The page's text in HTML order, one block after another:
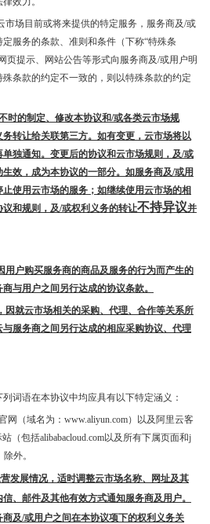
市场目前或将来提供的特定服务，服务商及/或
服务的条款、准则和条件（下称“特殊条
页提示、网站公告等形式向服务商及/或用户明
条款的约定不一致的，则以特殊条款的约定
时的制定、修改本协议和/或各类云市场规
转让给关联第三方。如有变更，云市场将以
独通知。变更后的协议和云市场规则，及/或
效，成为本协议的一部分。如服务商及/或用
使用云市场的服务；如继续使用云市场的相
和规则，及/或权利义务的转让不持异议并
用户购买服务商的商品及服务的行为而产生的
与用户之间另行达成的协议条款。
因就云市场相关的采购、代理、合作等关系所
服务商之间另行达成的相应采购协议、代理
词语在本协议中均应具有以下特定涵义：
网（域名为：www.aliyun.com）以及阿里云客
（包括alibabacloud.com以及所有下属页面和j
外。
发展情况，适时调整云市场名称、网址及其
、邮件及其他有效方式通知服务商及用户。
及/或用户之间在本协议项下的权利义务关